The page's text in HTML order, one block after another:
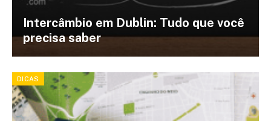
Intercâmbio em Dublin: Tudo que você
precisa saber
DICAS